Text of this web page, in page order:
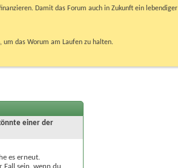
Damit das Forum auch in Zukunft ein lebendiger
um das Worum am Laufen zu halten.
einer der
es erneut.